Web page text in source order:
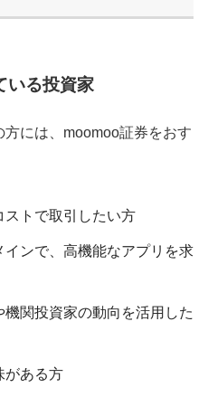
いる投資家
には、moomoo証券をおす
ストで取引したい方
ンで、高機能なアプリを求
関投資家の動向を活用した
がある方